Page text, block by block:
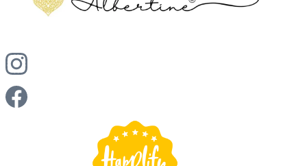
op maat, betekent niet automatisch een hoger prijskaartje.
kwaliteitverhouding zorgvuldig in balans is, zodat jij een
uniek stuk kunt bezitten zonder dat het onnodig duur is.